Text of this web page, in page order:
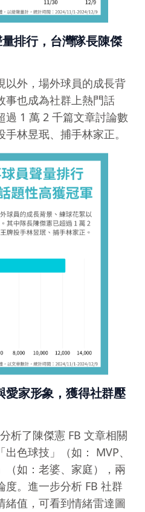
排行，台灣隊長陳傑
以外，場外球員的成長背
事也成為社群上熱門話
過 1 萬 2 千篇文章討論數
林昱珉、捕手林家正。
愛家形象，獲得社群壓
析了陳傑憲 FB 文章相關
色球技」（如： MVP、
（如：老婆、家庭），兩
度。進一步分析 FB 社群
緒值，可看到情緒雷達圖